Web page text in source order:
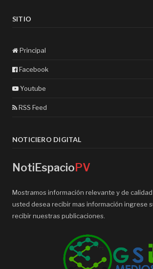
SITIO
Principal
Facebook
Youtube
RSS Feed
NOTICIERO DIGITAL
NotiEspacioPV
Mostramos información relevante y de
usted desea recibir mas información ingrese
recibir nuestras publicaciones.